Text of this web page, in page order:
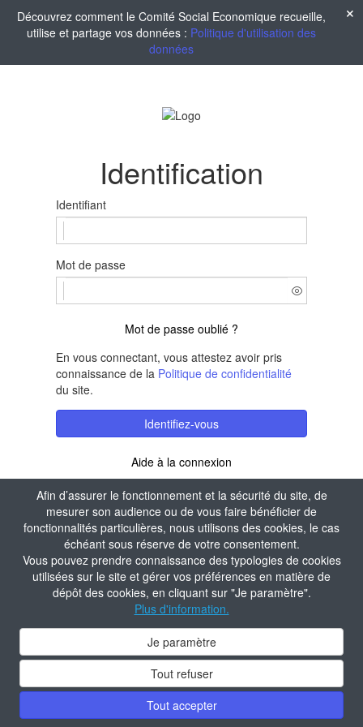
Afin d’assurer le fonctionnement et la sécurité du site, de
mesurer son audience ou de vous faire bénéficier de
fonctionnalités particulières, nous utilisons des cookies, le cas
échéant sous réserve de votre consentement.
Vous pouvez prendre connaissance des typologies de cookies
utilisées sur le site et gérer vos préférences en matière de
dépôt des cookies, en cliquant sur "Je paramètre".
Plus d'information.
Je paramètre
Tout refuser
Tout accepter
Découvrez comment le Comité Social Economique recueille,
utilise et partage vos données : Politique d'utilisation des
données
Identification
Identifiant
Mot de passe
Mot de passe oublié ?
En vous connectant, vous attestez avoir pris
connaissance de la Politique de confidentialité
du site.
Identifiez-vous
Aide à la connexion